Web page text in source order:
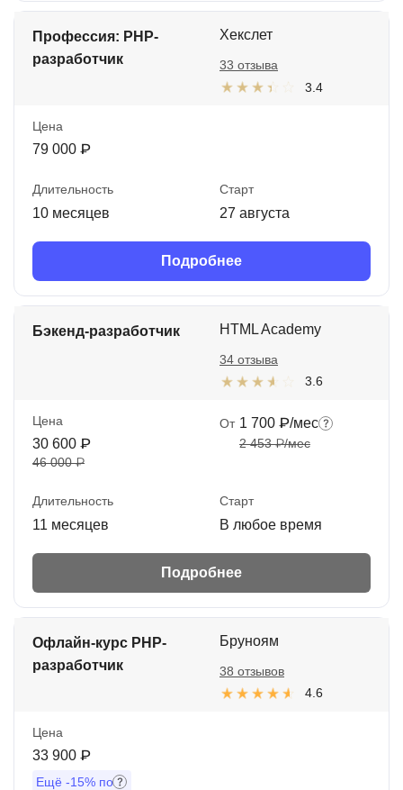
Профессия: PHP-
разработчик
Хекслет
3.4
33 отзыва
Цена
79 000 ₽
Длительность
10 месяцев
Старт
27 августа
Подробнее
Бэкенд-разработчик HTML Academy
3.6
34 отзыва
Цена
30 600 ₽
46 000 ₽
От 1 700 ₽/мес
2 453 ₽/мес
Длительность
11 месяцев
Старт
В любое время
Подробнее
Офлайн-курс PHP-
разработчик
Бруноям
4.6
38 отзывов
Цена
33 900 ₽
Ещё -15% по